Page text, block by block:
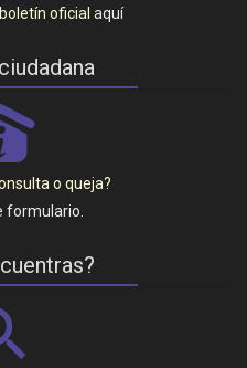
oficial aquí
o queja?
formulario